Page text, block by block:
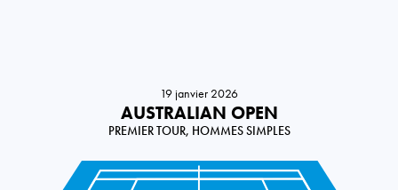
19 janvier 2026
AUSTRALIAN OPEN
PREMIER TOUR, HOMMES SIMPLES